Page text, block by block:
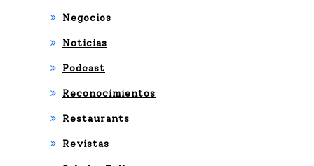
Negocios
Noticias
Podcast
Reconocimientos
Restaurants
Revistas